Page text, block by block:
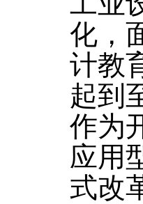
化，
计教
起到
作为
应用
式改